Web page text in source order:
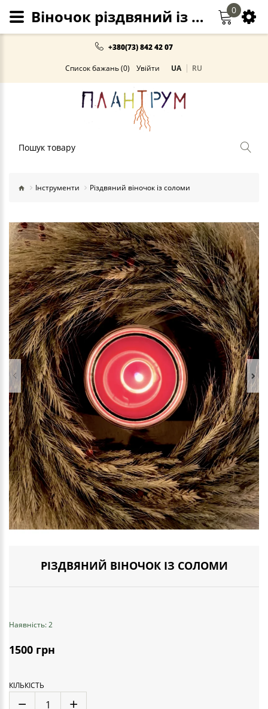
+380(73) 842 42 07
Список бажань (0) Увійти UA RU
0
Інструменти Різдвяний віночок із соломи
РІЗДВЯНИЙ ВІНОЧОК ІЗ СОЛОМИ
Наявність: 2
1500 грн
КІЛЬКІСТЬ
Віночок різдвяний із соломи